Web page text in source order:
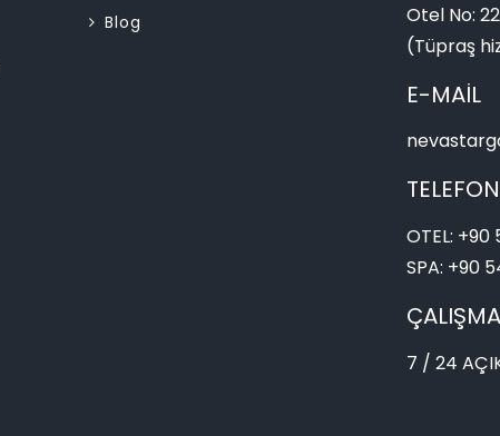
Blog
Otel No:
(Tüpraş
E-MAİL
TELEFON
OTEL: +90
SPA: +90
7 / 24